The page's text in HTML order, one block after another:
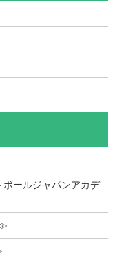
ボールジャパンアカデ